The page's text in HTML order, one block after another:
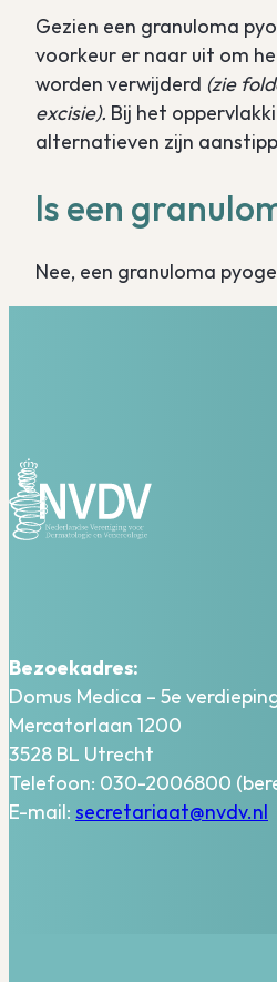
Gezien een granuloma
voorkeur er naar uit om
worden verwijderd (zie
excisie). Bij het
alternatieven zijn
Is een
Nee, een granuloma
Bezoekadres:
Domus Medica – 5e
Mercatorlaan 1200
3528 BL Utrecht
Telefoon: 030-2006800
E-mail: secretariaat@nvdv.nl